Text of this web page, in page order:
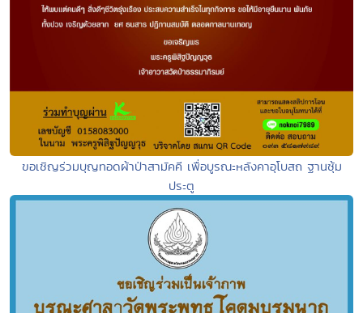
ขอเชิญร่วมบุญทอดผ้าป่าสามัคคี เพื่อบูรณะหลังคาอุโบสถ ฐานซุ้ม
ประตู